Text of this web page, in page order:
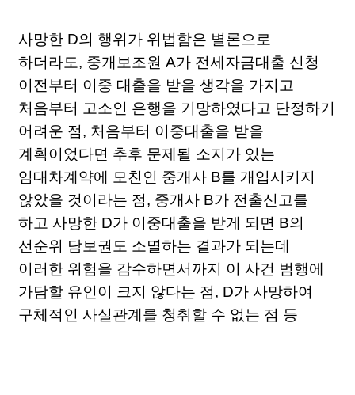
사망한 D의 행위가 위법함은 별론으로
하더라도, 중개보조원 A가 전세자금대출 신청
이전부터 이중 대출을 받을 생각을 가지고
처음부터 고소인 은행을 기망하였다고 단정하기
어려운 점, 처음부터 이중대출을 받을
계획이었다면 추후 문제될 소지가 있는
임대차계약에 모친인 중개사 B를 개입시키지
않았을 것이라는 점, 중개사 B가 전출신고를
하고 사망한 D가 이중대출을 받게 되면 B의
선순위 담보권도 소멸하는 결과가 되는데
이러한 위험을 감수하면서까지 이 사건 범행에
가담할 유인이 크지 않다는 점, D가 사망하여
구체적인 사실관계를 청취할 수 없는 점 등